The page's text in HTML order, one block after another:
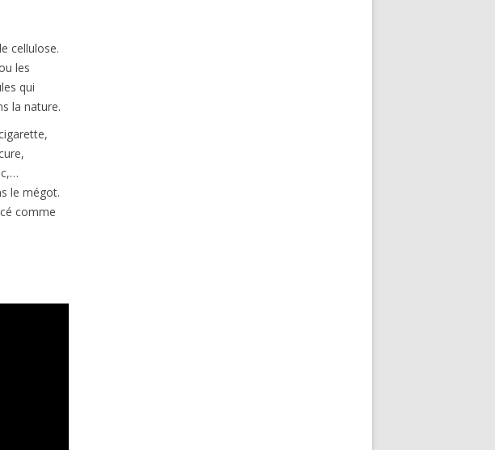
cellulose.
les
qui
la nature.
le mégot.
comme